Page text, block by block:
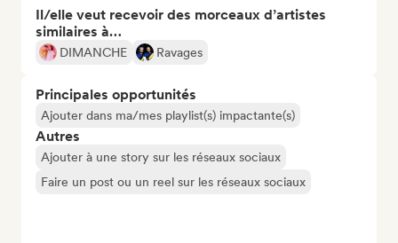
Il/elle veut recevoir des morceaux d’artistes
similaires à…
DIMANCHE Ravages
Principales opportunités
Ajouter dans ma/mes playlist(s) impactante(s)
Autres
Ajouter à une story sur les réseaux sociaux
Faire un post ou un reel sur les réseaux sociaux